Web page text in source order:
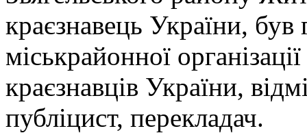
краєзнавець України, був
міськрайонної
краєзнавців України,
публіцист, перекладач.